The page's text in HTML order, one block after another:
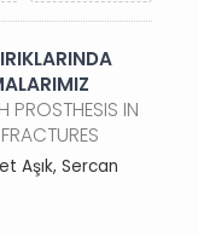
PROSTHESIS IN
Aşık, Sercan